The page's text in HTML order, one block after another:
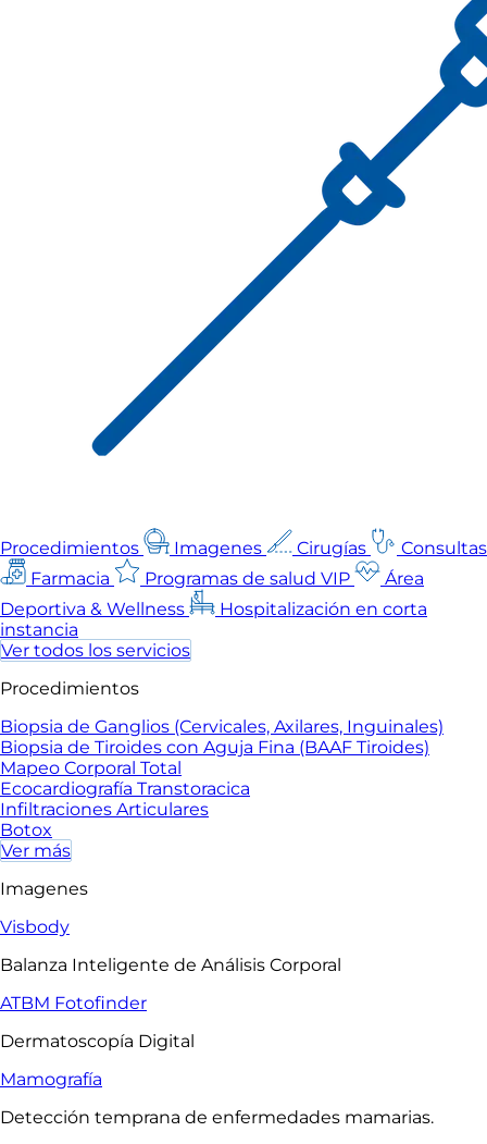
Procedimientos Imagenes Cirugías
Consultas
Farmacia
Programas de salud VIP
Área
Deportiva & Wellness
Hospitalización en corta
instancia
Ver todos los servicios
Procedimientos
Biopsia de Ganglios (Cervicales, Axilares, Inguinales)
Biopsia de Tiroides con Aguja Fina (BAAF Tiroides)
Mapeo Corporal Total
Ecocardiografía Transtoracica
Infiltraciones Articulares
Botox
Ver más
Imagenes
Visbody
Balanza Inteligente de Análisis Corporal
ATBM Fotofinder
Dermatoscopía Digital
Mamografía
Detección temprana de enfermedades mamarias.